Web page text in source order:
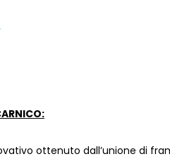
ottenuto dall’unione di